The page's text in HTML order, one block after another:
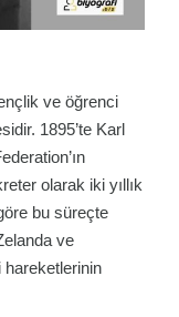
ve öğrenci
1895’te Karl
olarak iki yıllık
bu süreçte
ve
hareketlerinin